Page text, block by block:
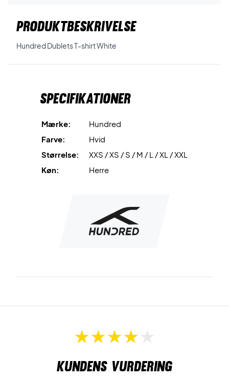
PRODUKTBESKRIVELSE
Hundred Dublets T-shirt White
Specifikationer
Mærke:
Hundred
Farve:
Hvid
Størrelse:
XXS / XS / S / M / L / XL / XXL
Køn:
Herre
Kundens vurdering